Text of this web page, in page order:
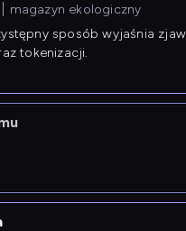
magazyn ekologiczny
sposób wyjaśnia
tokenizacji.